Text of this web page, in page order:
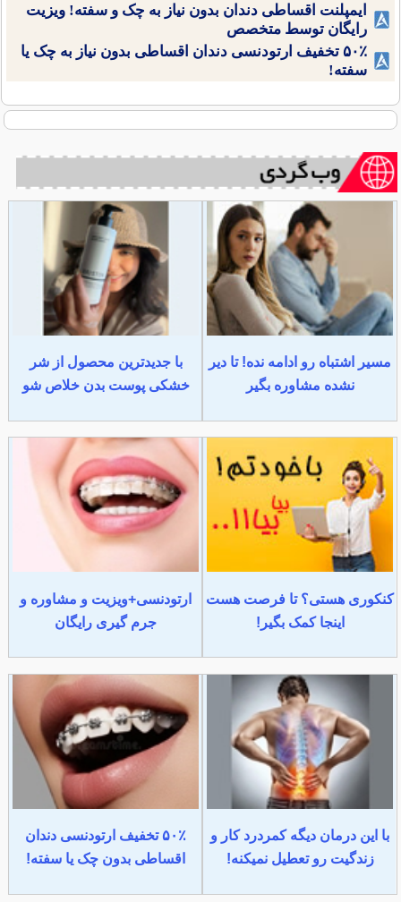
ایمپلنت اقساطی دندان بدون نیاز به چک و سفته! ویزیت
رایگان توسط متخصص
۵۰٪ تخفیف ارتودنسی دندان اقساطی بدون نیاز به چک یا
سفته!
مسیر اشتباه رو ادامه نده! تا دیر
نشده مشاوره بگیر
با جدیدترین محصول از شر
خشکی پوست بدن خلاص شو
کنکوری هستی؟ تا فرصت هست
اینجا کمک بگیر!
ارتودنسی+ویزیت و مشاوره و
جرم گیری رایگان
با این درمان دیگه کمردرد کار و
زندگیت رو تعطیل نمیکنه!
۵۰٪ تخفیف ارتودنسی دندان
اقساطی بدون چک یا سفته!